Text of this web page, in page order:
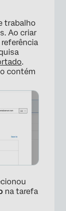
trabalho
Ao criar
.
contém
na tarefa